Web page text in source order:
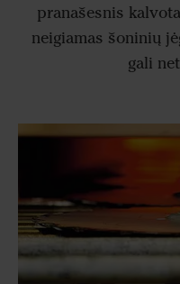
pranašesnis
neigiamas šoninių
gali